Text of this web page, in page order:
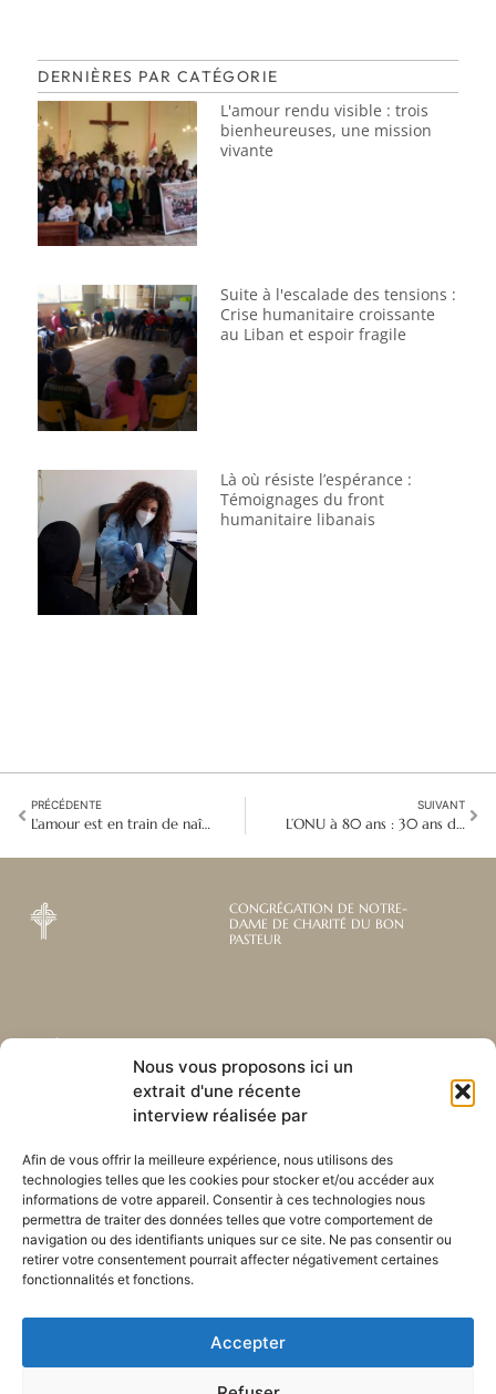
Nous vous proposons ici un
extrait d'une récente
interview réalisée par
Afin de vous offrir la meilleure expérience, nous utilisons des
technologies telles que les cookies pour stocker et/ou accéder aux
informations de votre appareil. Consentir à ces technologies nous
permettra de traiter des données telles que votre comportement de
navigation ou des identifiants uniques sur ce site. Ne pas consentir ou
retirer votre consentement pourrait affecter négativement certaines
fonctionnalités et fonctions.
Accepter
DERNIÈRES PAR CATÉGORIE
L'amour rendu visible : trois
bienheureuses, une mission
vivante
Suite à l'escalade des tensions :
Crise humanitaire croissante
au Liban et espoir fragile
Là où résiste l’espérance :
Témoignages du front
humanitaire libanais
PRÉCÉDENTE
L'amour est en train de naître : message de Noël 2025 de l’ELC
SUIVANT
L’ONU à 80 ans : 30 ans d’engagement du Bon Pasteur pour la justice mondiale
CONGRÉGATION DE NOTRE-
DAME DE CHARITÉ DU BON
PASTEUR
Abonnez-vous à notre
newsletter mensuelle
Recevez les dernières nouvelles
nos ministères à travers le monde.
S'ABONNER
Liens utiles
Envoyez-nous votre
Plan du site